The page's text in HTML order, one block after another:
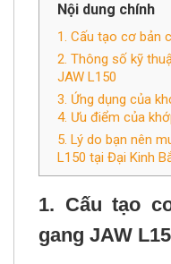
Nội dung chính
1. Cấu tạo cơ bản
2. Thông số kỹ
JAW L150
3. Ứng dụng của
4. Ưu điểm của
5. Lý do bạn nên
L150 tại Đại Kinh
1. Cấu tạo
gang JAW